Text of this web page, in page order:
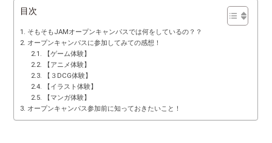
目次
そもそもJAMオープンキャンパスでは何をしているの？？
オープンキャンパスに参加してみての感想！
【ゲーム体験】
【アニメ体験】
【３DCG体験】
【イラスト体験】
【マンガ体験】
オープンキャンパス参加前に知っておきたいこと！